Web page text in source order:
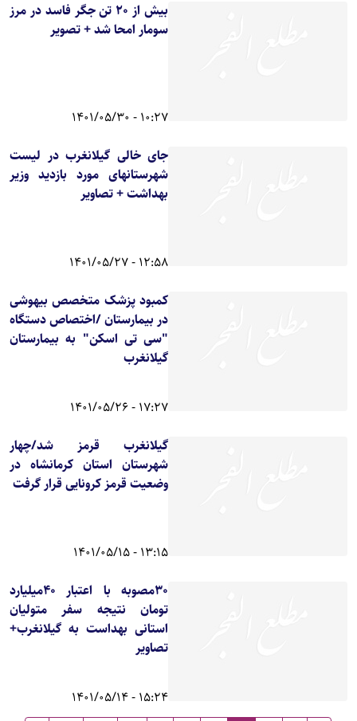
بیش از ۲۰ تن جگر فاسد در مرز
سومار امحا شد + تصویر
10:27 - 1401/05/30
جای خالی گیلانغرب در لیست
شهرستانهای مورد بازدید وزیر
بهداشت + تصاویر
12:58 - 1401/05/27
کمبود پزشک متخصص بیهوشی
در بیمارستان /اختصاص دستگاه
"سی تی اسکن" به بیمارستان
گیلانغرب
17:27 - 1401/05/26
گیلانغرب قرمز شد/چهار
شهرستان استان کرمانشاه در
وضعیت قرمز کرونایی قرار گرفت
13:15 - 1401/05/15
30مصوبه با اعتبار 40میلیارد
تومان نتیجه سفر متولیان
استانی بهداست به گیلانغرب+
تصاویر
15:24 - 1401/05/14